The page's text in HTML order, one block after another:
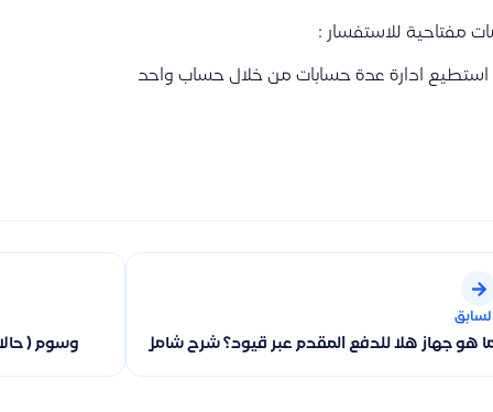
مفتاحية للاستفسار :
ادارة عدة حسابات من خلال حساب واحد
السابق
هو جهاز هلا للدفع المقدم عبر قيود؟ شرح شامل للجهاز، طريقةوسوم (